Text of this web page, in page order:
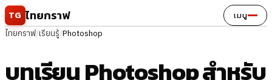
ข้ามไปยังเนื้อหา
TG ไทยกราฟ เมนู
ไทยกราฟ/เรียนรู้/Photoshop
บทเรียน Photoshop สำหรับ